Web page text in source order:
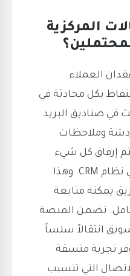
المركزية
العملاء
بكل محادثة في
في صناديق البريد
وملاحظات
إرفاق كل شيء
بملف تعريف العميل في نظام CRM. وهذا
يمكنه متابعة
تضمن المنصة
انتقالاً سلساً
تجربة متسقة
التي تتسبب